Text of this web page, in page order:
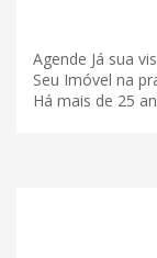
Agende Já sua
Seu Imóvel na
Há mais de 25